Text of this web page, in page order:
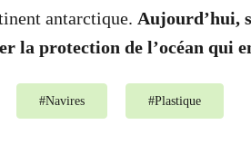
antarctique. Aujourd’hui,
la protection de l’océan qui
#Navires #Plastique